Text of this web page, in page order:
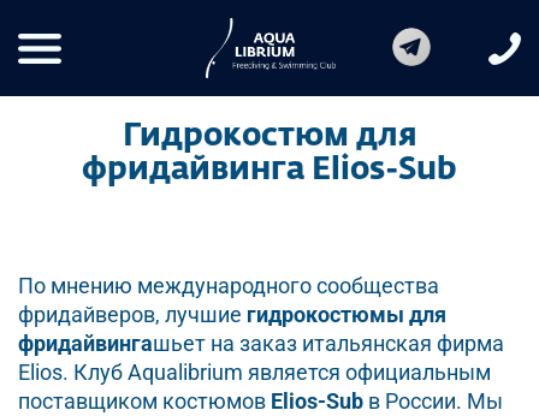
Гидрокостюм для
фридайвинга Elios-Sub
По мнению международного сообщества
фридайверов, лучшие гидрокостюмы для
фридайвингашьет на заказ итальянская фирма
Elios. Клуб Aqualibrium является официальным
поставщиком костюмов Elios-Sub в России. Мы